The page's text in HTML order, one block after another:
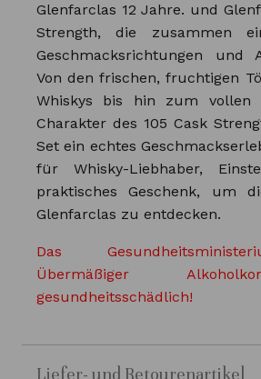
Glenfarclas 12 Jahre. und
Strength, die zusammen
Geschmacksrichtungen und
Von den frischen, fruchtigen
Whiskys bis hin zum vollen
Charakter des 105 Cask
Set ein echtes
für Whisky-Liebhaber,
praktisches Geschenk, um
Glenfarclas zu entdecken.
Das
Übermäßiger
gesundheitsschädlich!
Liefer- und Retourenartikel